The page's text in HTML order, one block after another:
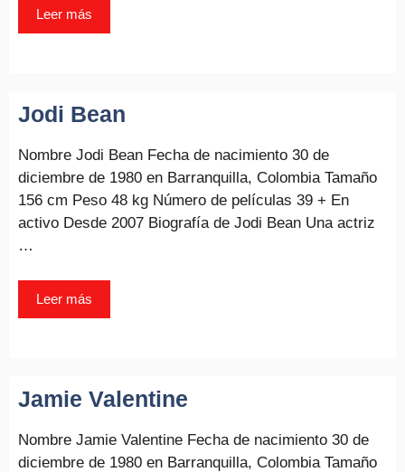
Leer más
Jodi Bean
Nombre Jodi Bean Fecha de nacimiento 30 de
diciembre de 1980 en Barranquilla, Colombia Tamaño
156 cm Peso 48 kg Número de películas 39 + En
activo Desde 2007 Biografía de Jodi Bean Una actriz
…
Leer más
Jamie Valentine
Nombre Jamie Valentine Fecha de nacimiento 30 de
diciembre de 1980 en Barranquilla, Colombia Tamaño